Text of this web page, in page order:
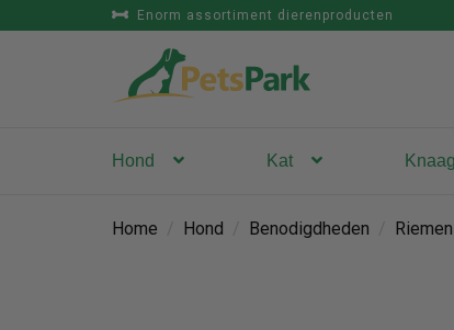
Enorm assortiment dierenproducten
Hond Kat
Home Hond Benodigdheden